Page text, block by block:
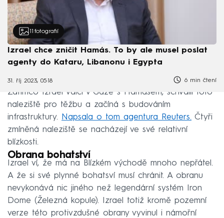
11 fotografií
Izrael chce zničit Hamás. To by ale musel poslat
agenty do Kataru, Libanonu i Egypta
31. říj 2023, 05:18 6 min čtení
Zatímco Izrael válčí v Gaze s Hamásem, schválil toto
naleziště pro těžbu a začíná s budováním
infrastruktury. Napsala o tom agentura Reuters. Čtyři
zmíněná naleziště se nacházejí ve své relativní
blízkosti.
Obrana bohatství
Izrael ví, že má na Blízkém východě mnoho nepřátel.
A že si své plynné bohatsví musí chránit. A obranu
nevykonává nic jiného než legendární systém Iron
Dome (Železná kopule). Izrael totiž kromě pozemní
verze této protivzdušné obrany vyvinul i námořní